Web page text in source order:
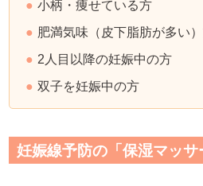
小柄・痩せている方
肥満気味（皮下脂肪が多い
2人目以降の妊娠中の方
双子を妊娠中の方
妊娠線予防の「保湿マッサ